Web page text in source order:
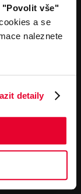
"Povolit vše"
a se
naleznete
detaily
ocenit
vozu
Poděbrady